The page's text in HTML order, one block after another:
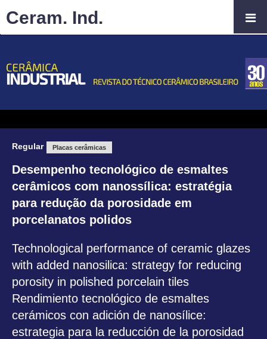
Regular Placas cerâmicas
Desempenho tecnológico de esmaltes
cerâmicos com nanossílica: estratégia
para redução da porosidade em
porcelanatos polidos
Technological performance of ceramic glazes
with added nanosilica: strategy for reducing
porosity in polished porcelain tiles
Rendimiento tecnológico de esmaltes
cerámicos con adición de nanosílice:
estrategia para la reducción de la porosidad
Ceram. Ind.